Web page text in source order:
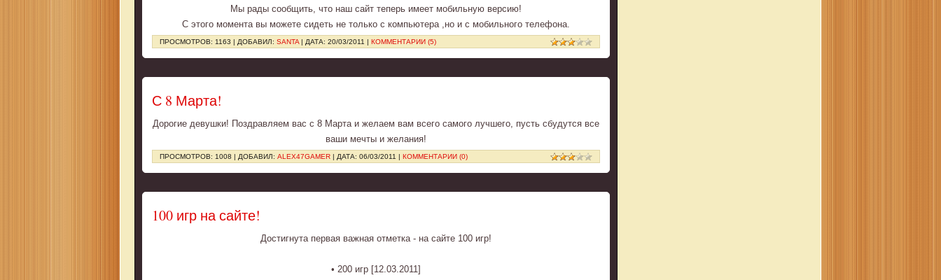
Мы рады сообщить, что наш сайт теперь имеет мобильную версию!
С этого момента вы можете сидеть не только с компьютера ,но и с мобильного телефона.
ПРОСМОТРОВ: 1163 | ДОБАВИЛ: SANTA | ДАТА: 20/03/2011 | КОММЕНТАРИИ (5)
С 8 Марта!
Дорогие девушки! Поздравляем вас с 8 Марта и желаем вам всего самого лучшего, пусть сбудутся все
ваши мечты и желания!
ПРОСМОТРОВ: 1008 | ДОБАВИЛ: ALEX47GAMER | ДАТА: 06/03/2011 | КОММЕНТАРИИ (0)
100 игр на сайте!
Достигнута первая важная отметка - на сайте 100 игр!
• 200 игр [12.03.2011]